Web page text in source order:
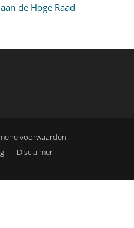
de Hoge Raad
voorwaarden
Disclaimer